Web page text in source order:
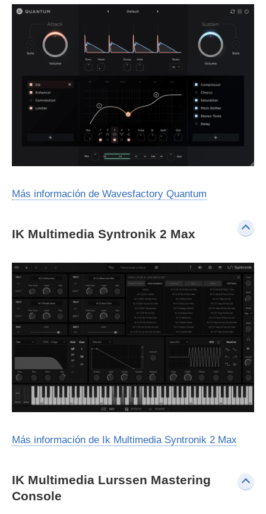
Más información de Wavesfactory Quantum
IK Multimedia Syntronik 2 Max
Más información de Ik Multimedia Syntronik 2 Max
IK Multimedia Lurssen Mastering
Console